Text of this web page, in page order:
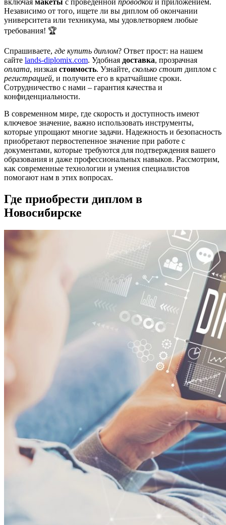
Независимо от того, ищете ли вы диплом об окончании
университета или техникума, мы удовлетворяем любые
требования! 🏆
Спрашиваете, где купить диплом? Ответ прост: на нашем
сайте lands-diplomix.com. Удобная доставка, прозрачная
оплата, низкая стоимость. Узнайте, сколько стоит диплом с
регистрацией, и получите его в кратчайшие сроки.
Сотрудничество с нами – гарантия качества и
конфиденциальности.
В современном мире, где скорость и доступность имеют
ключевое значение, важно использовать инструменты,
которые упрощают многие задачи. Надежность и безопасность
приобретают первостепенное значение при работе с
документами, которые требуются для подтверждения вашего
образования и даже профессиональных навыков. Рассмотрим,
как современные технологии и умения специалистов
помогают нам в этих вопросах.
Где приобрести диплом в
Новосибирске